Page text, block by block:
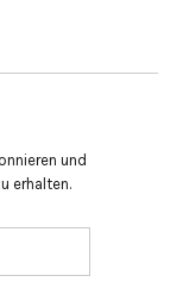
und
erhalten.